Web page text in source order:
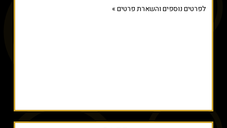
לפרטים נוספים והשארת פרטים »